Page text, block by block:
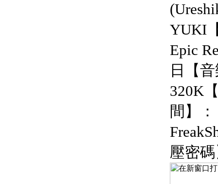
YUKI
Epic
日【
320K
間】：
壓密